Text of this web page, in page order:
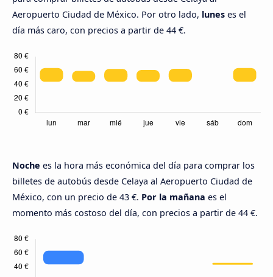
Aeropuerto Ciudad de México. Por otro lado, lunes es el
día más caro, con precios a partir de 44 €.
Noche es la hora más económica del día para comprar los
billetes de autobús desde Celaya al Aeropuerto Ciudad de
México, con un precio de 43 €. Por la mañana es el
momento más costoso del día, con precios a partir de 44 €.